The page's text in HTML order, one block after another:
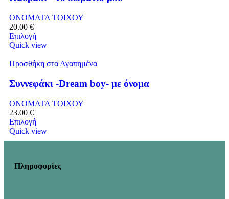
ΟΝΟΜΑΤΑ ΤΟΙΧΟΥ
20.00 €
Επιλογή
Quick view
Προσθήκη στα Αγαπημένα
Συννεφάκι -Dream boy- με όνομα
ΟΝΟΜΑΤΑ ΤΟΙΧΟΥ
23.00 €
Επιλογή
Quick view
Πληροφορίες